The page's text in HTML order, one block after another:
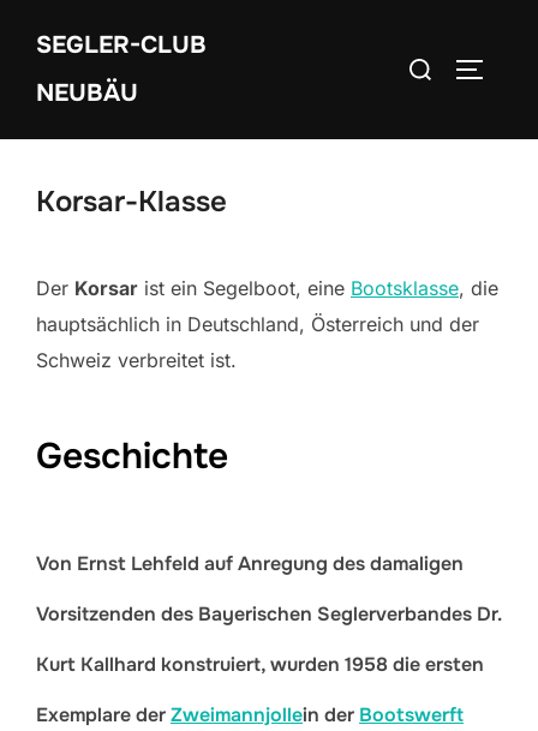
Inhalt
springen
SEGLER-CLUB
NEUBÄU
Suchen
Korsar-Klasse
Der Korsar ist ein Segelboot, eine Bootsklasse, die
hauptsächlich in Deutschland, Österreich und der
Schweiz verbreitet ist.
Geschichte
Von Ernst Lehfeld auf Anregung des damaligen
Vorsitzenden des Bayerischen Seglerverbandes Dr.
Kurt Kallhard konstruiert, wurden 1958 die ersten
Exemplare derZweimannjollein der Bootswerft